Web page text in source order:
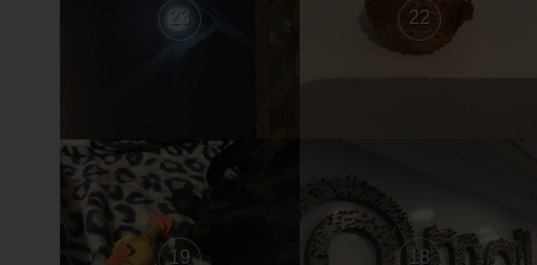
23 22
19 18